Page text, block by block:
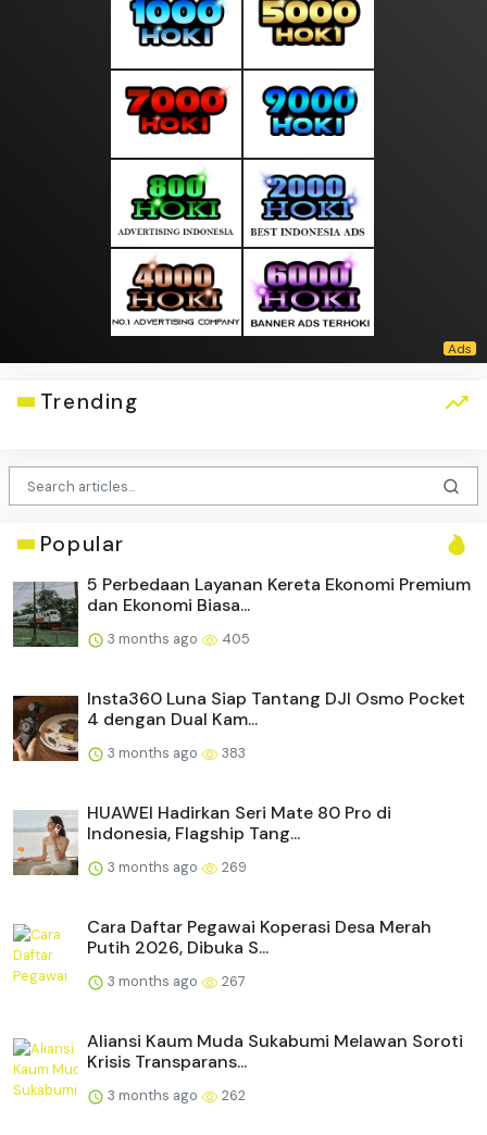
Trending
Popular
5 Perbedaan Layanan Kereta Ekonomi Premium
dan Ekonomi Biasa...
3 months ago 405
Insta360 Luna Siap Tantang DJI Osmo Pocket
4 dengan Dual Kam...
3 months ago 383
HUAWEI Hadirkan Seri Mate 80 Pro di
Indonesia, Flagship Tang...
3 months ago 269
Cara Daftar Pegawai Koperasi Desa Merah
Putih 2026, Dibuka S...
3 months ago 267
Aliansi Kaum Muda Sukabumi Melawan Soroti
Krisis Transparans...
3 months ago 262